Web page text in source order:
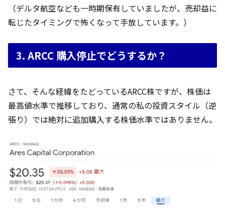
（デルタ航空なども一時期保有していましたが、売却益に
転じたタイミングで怖くなって手放しています。）
3. ARCC 購入停止でどうするか？
さて、そんな経緯をたどっているARCC株ですが、株価は
最高値水準で推移しており、通常の私の投資スタイル（逆
張り）では絶対に追加購入する株価水準ではありません。